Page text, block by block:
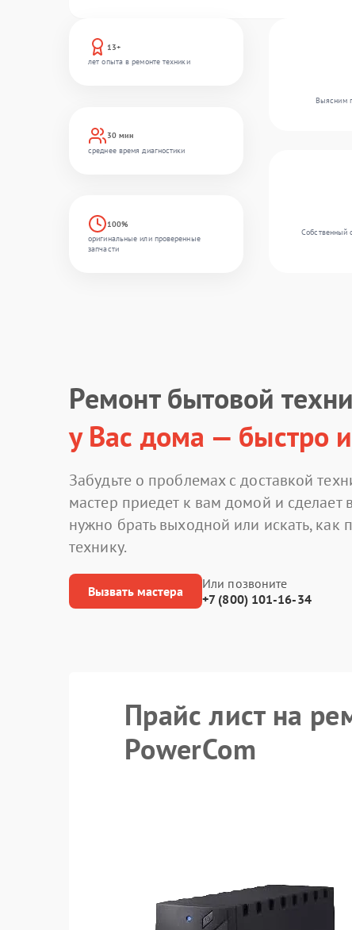
13+
лет опыта в ремонте техники
30 мин
среднее время диагностики
100%
оригинальные или проверенные
запчасти
Выясним
Собственный
Ремонт бытовой
у Вас дома — быстро
Забудьте о проблемах с доставкой
мастер приедет к вам домой и сделает
нужно брать выходной или искать, как
технику.
Вызвать мастера
Или позвоните
+7 (800) 101-16-34
Прайс лист на
PowerCom